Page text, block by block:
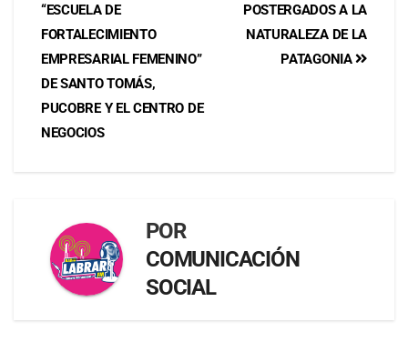
POSTERGADOS A LA
NATURALEZA DE LA
PATAGONIA
“ESCUELA DE
FORTALECIMIENTO
EMPRESARIAL FEMENINO”
DE SANTO TOMÁS,
PUCOBRE Y EL CENTRO DE
NEGOCIOS
POR
COMUNICACIÓN
SOCIAL